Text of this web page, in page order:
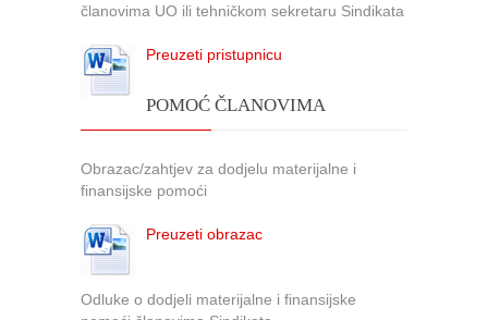
članovima UO ili tehničkom sekretaru Sindikata
Preuzeti pristupnicu
POMOĆ ČLANOVIMA
Obrazac/zahtjev za dodjelu materijalne i
finansijske pomoći
Preuzeti obrazac
Odluke o dodjeli materijalne i finansijske